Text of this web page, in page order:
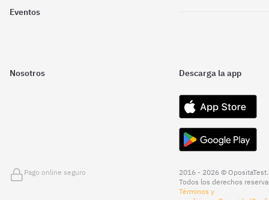
Eventos
Nosotros Descarga la app
Pago online seguro
2016 - 2026 © OpositaTest.
Todos los derechos
Términos y